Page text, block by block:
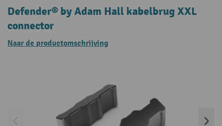
Defender® by Adam Hall kabelbrug XXL
connector
Naar de productomschrijving